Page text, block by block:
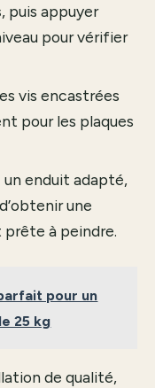
, puis appuyer
pour vérifier
vis encastrées
pour les plaques
un enduit adapté,
une
à peindre.
pour un
25 kg
de qualité,